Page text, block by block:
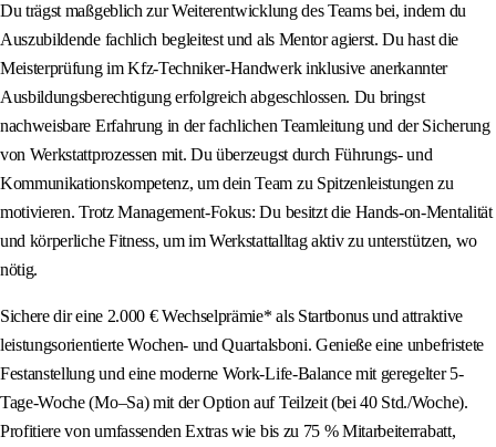
Du trägst maßgeblich zur Weiterentwicklung des Teams bei, indem du
Auszubildende fachlich begleitest und als Mentor agierst. Du hast die
Meisterprüfung im Kfz-Techniker-Handwerk inklusive anerkannter
Ausbildungsberechtigung erfolgreich abgeschlossen. Du bringst
nachweisbare Erfahrung in der fachlichen Teamleitung und der Sicherung
von Werkstattprozessen mit. Du überzeugst durch Führungs- und
Kommunikationskompetenz, um dein Team zu Spitzenleistungen zu
motivieren. Trotz Management-Fokus: Du besitzt die Hands-on-Mentalität
und körperliche Fitness, um im Werkstattalltag aktiv zu unterstützen, wo
nötig.
Sichere dir eine 2.000 € Wechselprämie* als Startbonus und attraktive
leistungsorientierte Wochen- und Quartalsboni. Genieße eine unbefristete
Festanstellung und eine moderne Work-Life-Balance mit geregelter 5-
Tage-Woche (Mo–Sa) mit der Option auf Teilzeit (bei 40 Std./Woche).
Profitiere von umfassenden Extras wie bis zu 75 % Mitarbeiterrabatt,